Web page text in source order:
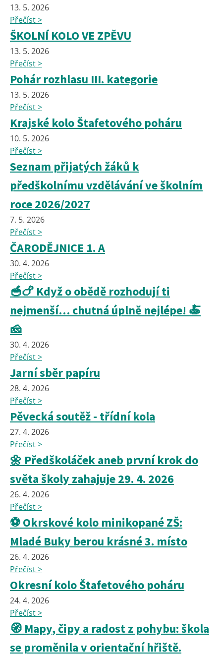
13. 5. 2026
Přečíst >
ŠKOLNÍ KOLO VE ZPĚVU
13. 5. 2026
Přečíst >
Pohár rozhlasu III. kategorie
13. 5. 2026
Přečíst >
Krajské kolo Štafetového poháru
10. 5. 2026
Přečíst >
Seznam přijatých žáků k
předškolnímu vzdělávání ve školním
roce 2026/2027
7. 5. 2026
Přečíst >
ČARODĚJNICE 1. A
30. 4. 2026
Přečíst >
🥣🍗 Když o obědě rozhodují ti
nejmenší… chutná úplně nejlépe! 🍝
🧀
30. 4. 2026
Přečíst >
Jarní sběr papíru
28. 4. 2026
Přečíst >
Pěvecká soutěž - třídní kola
27. 4. 2026
Přečíst >
🌼 Předškoláček aneb první krok do
světa školy zahajuje 29. 4. 2026
26. 4. 2026
Přečíst >
⚽ Okrskové kolo minikopané ZŠ:
Mladé Buky berou krásné 3. místo
26. 4. 2026
Přečíst >
Okresní kolo Štafetového poháru
24. 4. 2026
Přečíst >
🧭 Mapy, čipy a radost z pohybu: škola
se proměnila v orientační hřiště.